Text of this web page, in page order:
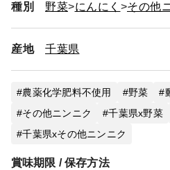
種別 野菜 にんにく その他
産地 千葉県
農薬化学肥料不使用 野菜
その他ニンニク
千葉県x野菜
千葉県xその他ニンニク
賞味期限 / 保存方法